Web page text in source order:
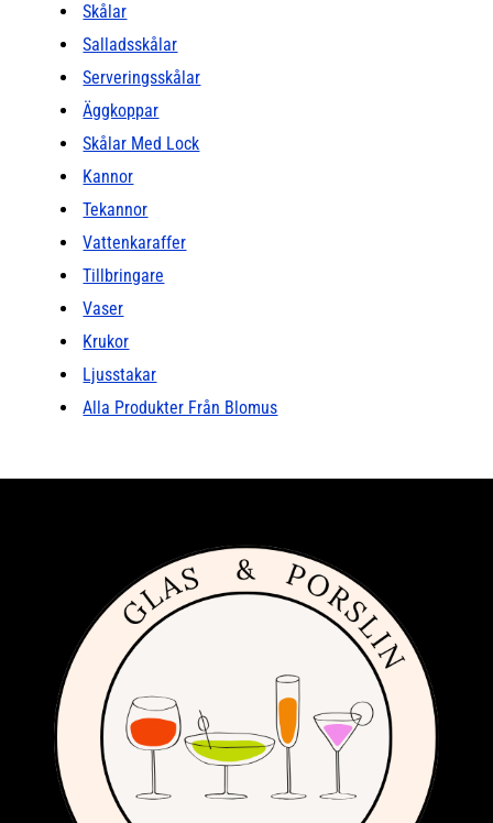
Skålar
Salladsskålar
Serveringsskålar
Äggkoppar
Skålar Med Lock
Kannor
Tekannor
Vattenkaraffer
Tillbringare
Vaser
Krukor
Ljusstakar
Alla Produkter Från Blomus